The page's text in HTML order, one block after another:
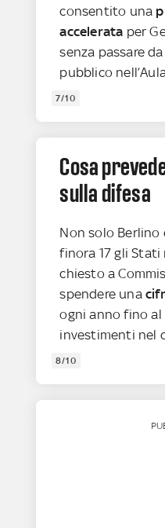
consentito una
accelerata per
senza passare
pubblico
7/10
Cosa
sulla difesa
Non solo Berlino
finora 17 gli Stati
chiesto a
spendere una
ogni anno fino al
investimenti nel
8/10